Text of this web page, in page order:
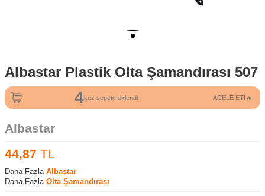
Albastar Plastik Olta Şamandırası 507
4kez sepete eklendi
2kez satın alındı ACELE ET!🔥
Albastar
44,87 TL
Daha Fazla Albastar
Daha Fazla Olta Şamandırası